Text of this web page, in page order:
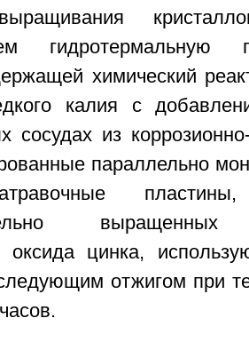
гидротермальную
химический
калия с
сосудах из
параллельно
выращенных
оксида цинка,
отжигом при